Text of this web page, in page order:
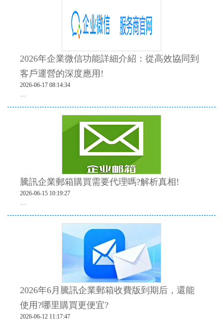
2026年企業微信功能詳細介紹：從高效協同到
客戶運營的深度應用!
2026-06-17 08:14:34
...
騰訊企業郵箱購買需要代理嗎?解析真相!
2026-06-15 10:19:27
...
2026年6月騰訊企業郵箱收費版到期后，還能
使用?哪里購買更便宜?
2026-06-12 11:17:47